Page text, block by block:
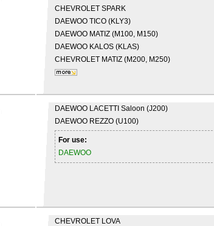
CHEVROLET SPARK
DAEWOO TICO (KLY3)
DAEWOO MATIZ (M100, M150)
DAEWOO KALOS (KLAS)
CHEVROLET MATIZ (M200, M250)
DAEWOO LACETTI Saloon (J200)
DAEWOO REZZO (U100)
For use:
DAEWOO
CHEVROLET LOVA